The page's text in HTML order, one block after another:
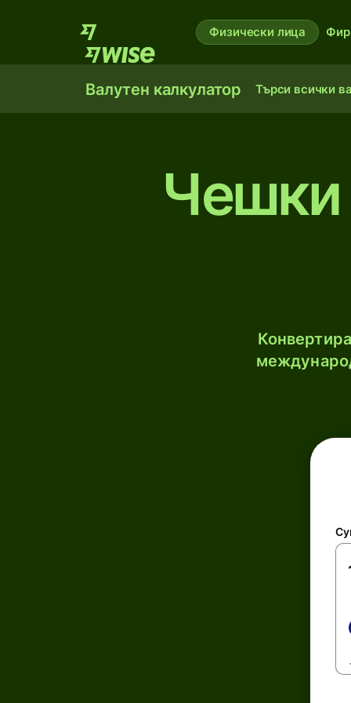
Физически лица
Валутен калкулатор Търси всички
Чешки